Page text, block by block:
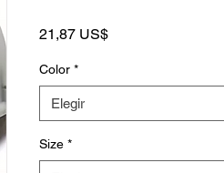
21,87 US$Precio
Color *
Elegir
Size *